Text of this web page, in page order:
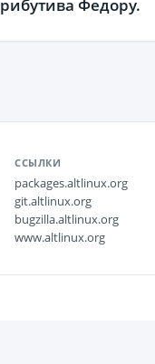
Федору.
ССЫЛКИ
packages.altlinux.org
git.altlinux.org
bugzilla.altlinux.org
www.altlinux.org